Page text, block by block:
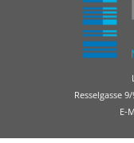
Resselgasse
E-